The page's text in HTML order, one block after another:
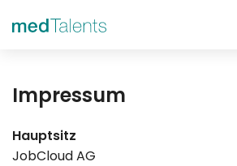
Impressum
Hauptsitz
JobCloud AG